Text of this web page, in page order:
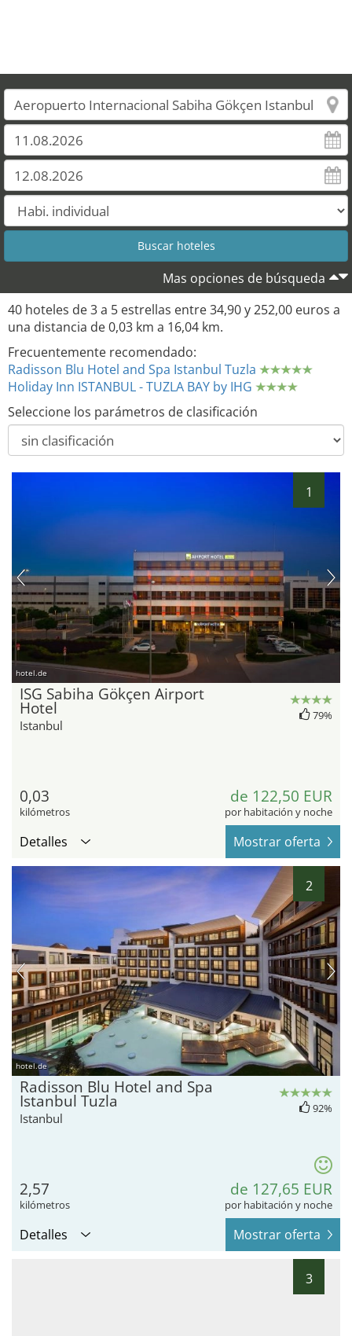
Mas opciones de búsqueda
40 hoteles de 3 a 5 estrellas entre 34,90 y 252,00 euros a
una distancia de 0,03 km a 16,04 km.
Frecuentemente recomendado:
Radisson Blu Hotel and Spa Istanbul Tuzla
Holiday Inn ISTANBUL - TUZLA BAY by IHG
Seleccione los parámetros de clasificación
1
hotel.de
ISG Sabiha Gökçen Airport
Hotel
Istanbul
79%
0,03
kilómetros
de 122,50 EUR
por habitación y noche
Detalles Mostrar oferta
2
hotel.de
Radisson Blu Hotel and Spa
Istanbul Tuzla
Istanbul
92%
2,57
kilómetros
de 127,65 EUR
por habitación y noche
Detalles Mostrar oferta
3